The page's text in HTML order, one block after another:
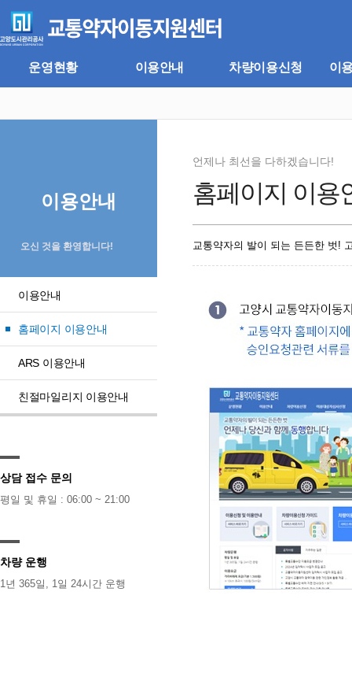
뉴
바
기
바
로
운영현황 이용안내 차량이용신청 이
이용안내
오신 것을 환영합니다!
이용안내
홈페이지 이용안내
ARS 이용안내
친절마일리지 이용안내
상담 접수 문의
평일 및 휴일 : 06:00 ~ 21:00
차량 운행
1년 365일, 1일 24시간 운행
홈페이지 이용
언제나 최선을 다하겠습니다!
교통약자의 발이 되는 든든한 벗!